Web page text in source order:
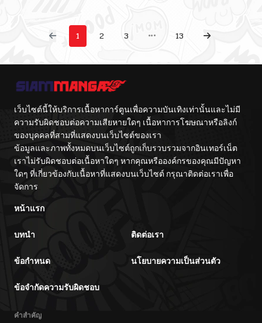
1
2 3 13
เว็บไซต์นี้ให้บริการเนื้อหาการ์ตูนเพื่อความบันเทิงเท่านั้นและไม่มี
ความรับผิดชอบต่อความเสียหายใดๆ เนื้อหาการโฆษณาหรือลิงก์
ของบุคคลที่สามที่แสดงบนเว็บไซต์ของเรา
ข้อมูลและภาพทั้งหมดบนเว็บไซต์ถูกเก็บรวบรวมจากอินเทอร์เน็ต
เราไม่รับผิดชอบต่อเนื้อหาใดๆ หากคุณหรือองค์กรของคุณมีปัญหา
ใดๆ ที่เกี่ยวข้องกับเนื้อหาที่แสดงบนเว็บไซต์ กรุณาติดต่อเราเพื่อ
จัดการ
หน้าแรก
บทนำ ติดต่อเรา
ข้อกำหนด นโยบายความเป็นส่วนตัว
ข้อจำกัดความรับผิดชอบ
คำสำคัญ